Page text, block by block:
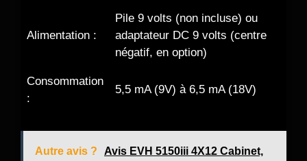
Alimentation :
Pile 9 volts (non incluse) ou
adaptateur DC 9 volts (centre
négatif, en option)
Consommation
:
5,5 mA (9V) à 6,5 mA (18V)
Autre avis ?
Avis EVH 5150iii 4X12 Cabinet,